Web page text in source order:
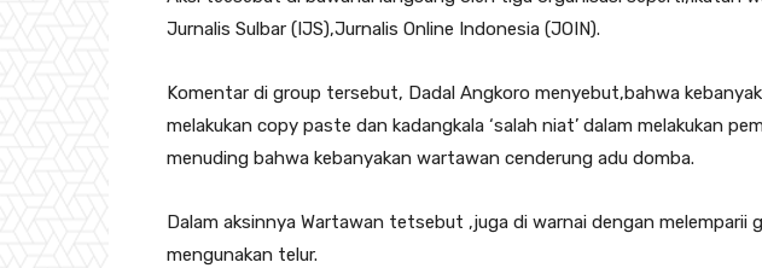
Jurnalis Sulbar (IJS),Jurnalis Online Indonesia (JOIN).
Komentar di group tersebut, Dadal Angkoro menyebut,bahwa
melakukan copy paste dan kadangkala ‘salah niat’ dalam melakukan
menuding bahwa kebanyakan wartawan cenderung adu domba.
Dalam aksinnya Wartawan tetsebut ,juga di warnai dengan melemparii
mengunakan telur.